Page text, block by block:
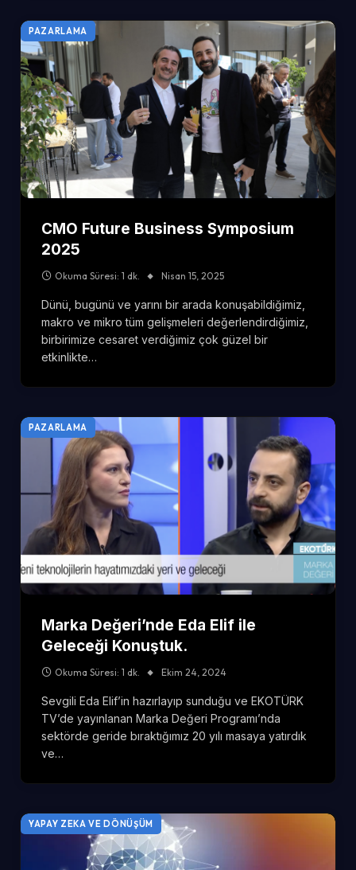
PAZARLAMA
CMO Future Business Symposium
2025
Okuma Süresi: 1 dk. Nisan 15, 2025
Dünü, bugünü ve yarını bir arada konuşabildiğimiz,
makro ve mikro tüm gelişmeleri değerlendirdiğimiz,
birbirimize cesaret verdiğimiz çok güzel bir
etkinlikte…
PAZARLAMA
Marka Değeri’nde Eda Elif ile
Geleceği Konuştuk.
Okuma Süresi: 1 dk. Ekim 24, 2024
Sevgili Eda Elif’in hazırlayıp sunduğu ve EKOTÜRK
TV’de yayınlanan Marka Değeri Programı’nda
sektörde geride bıraktığımız 20 yılı masaya yatırdık
ve…
YAPAY ZEKA VE DÖNÜŞÜM